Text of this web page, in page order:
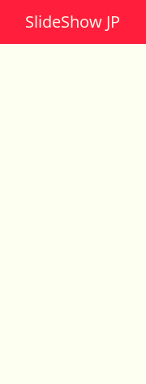
SlideShow JP